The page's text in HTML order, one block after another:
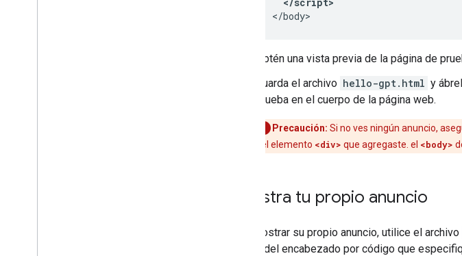
</body>
Obtén una vista previa de la página de
Guarda el archivo hello-gpt.html y
prueba en el cuerpo de la página web.
Precaución: Si no ves ningún anuncio,
del elemento <div> que agregaste. el <body>
Muestra tu propio anuncio
Para mostrar su propio anuncio, utilice el archivo
código del encabezado por código que